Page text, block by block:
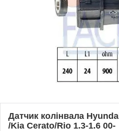
Датчик колінвала
/Kia Cerato/Rio 1.3-1.6 00-